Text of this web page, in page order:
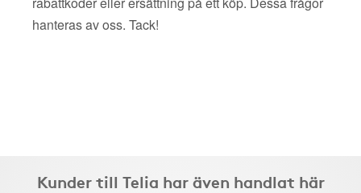
hanteras av oss. Tack!
Kunder till Telia har även handlat här